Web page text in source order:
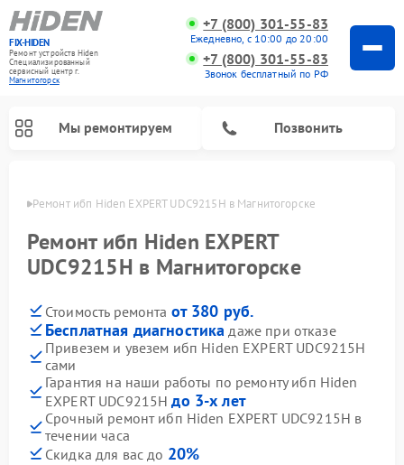
FIX-HIDEN
Ремонт устройств Hiden
Специализированный
cервисный центр г.
Магнитогорск
+7 (800) 301-55-83
Ежедневно, с 10:00 до 20:00
+7 (800) 301-55-83
Звонок бесплатный по РФ
Мы ремонтируем Позвонить
Ремонт ибп Hiden EXPERT UDC9215H в Магнитогорске
Ремонт ибп Hiden EXPERT
UDC9215H в Магнитогорске
Стоимость ремонта от 380 руб.
Бесплатная диагностика даже при отказе
Привезем и увезем ибп Hiden EXPERT UDC9215H
сами
Гарантия на наши работы по ремонту ибп Hiden
EXPERT UDC9215Hдо 3-х лет
Срочный ремонт ибп Hiden EXPERT UDC9215H в
течении часа
Скидка для вас до 20%